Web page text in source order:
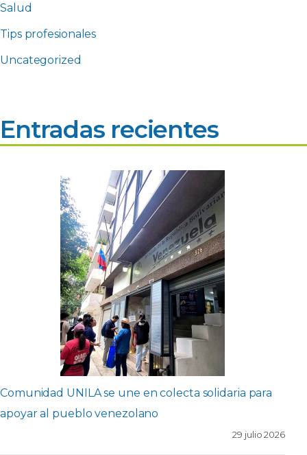
Salud
Tips profesionales
Uncategorized
Entradas recientes
Comunidad UNILA se une en colecta solidaria para
apoyar al pueblo venezolano
29 julio 2026